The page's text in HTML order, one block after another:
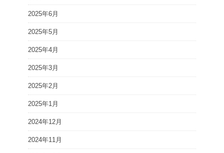
2025年6月
2025年5月
2025年4月
2025年3月
2025年2月
2025年1月
2024年12月
2024年11月